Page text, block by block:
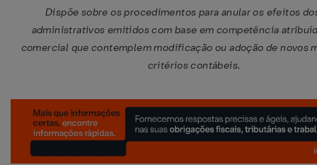
Dispõe sobre os procedimentos para anular os efeitos
administrativos emitidos com base em competência
comercial que contemplem modificação ou adoção de novos
critérios contábeis.